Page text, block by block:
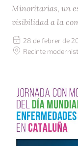
Minoritarias, un
visibilidad a la
minoritarias y
acceso a la salud
Fecha:
28 de febrer de
Ubicación:
Recinte